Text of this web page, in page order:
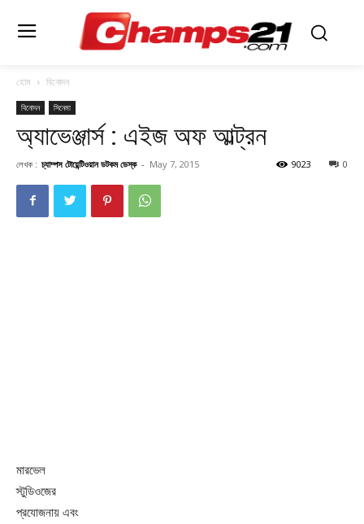
হোম বিনোদন
বিনোদন সিনেমা
অ্যাভেঞ্জার্স : এইজ অফ আল্ট্রন
লেখক : চ্যাম্পস টোয়েন্টিওয়ান ডটকম ডেস্ক - May 7, 2015 0
9023
মারভেল
স্টুডিওজের
প্রযোজনায় এবং